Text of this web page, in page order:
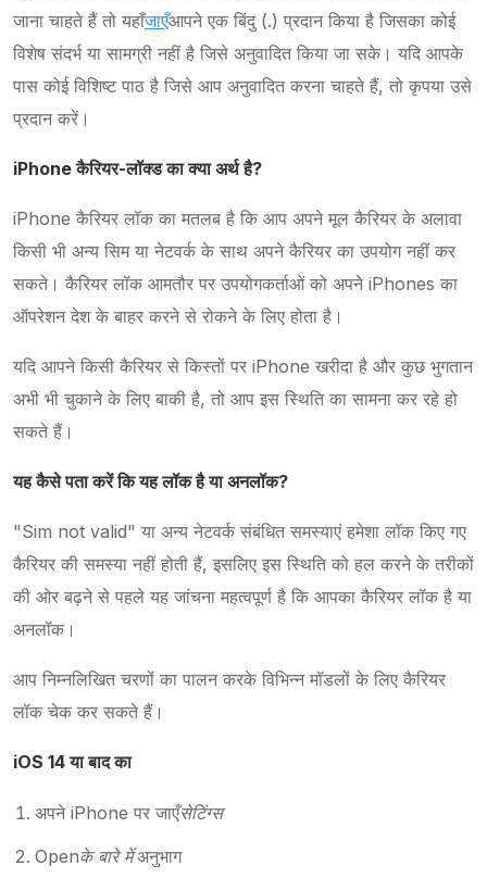
जाना चाहते हैं तो यहाँजाएँआपने एक बिंदु (.) प्रदान किया है जिसका कोई
विशेष संदर्भ या सामग्री नहीं है जिसे अनुवादित किया जा सके। यदि आपके
पास कोई विशिष्ट पाठ है जिसे आप अनुवादित करना चाहते हैं, तो कृपया उसे
प्रदान करें।
iPhone कैरियर-लॉक्ड का क्या अर्थ है?
iPhone कैरियर लॉक का मतलब है कि आप अपने मूल कैरियर के अलावा
किसी भी अन्य सिम या नेटवर्क के साथ अपने कैरियर का उपयोग नहीं कर
सकते। कैरियर लॉक आमतौर पर उपयोगकर्ताओं को अपने iPhones का
ऑपरेशन देश के बाहर करने से रोकने के लिए होता है।
यदि आपने किसी कैरियर से किस्तों पर iPhone खरीदा है और कुछ भुगतान
अभी भी चुकाने के लिए बाकी है, तो आप इस स्थिति का सामना कर रहे हो
सकते हैं।
यह कैसे पता करें कि यह लॉक है या अनलॉक?
"Sim not valid" या अन्य नेटवर्क संबंधित समस्याएं हमेशा लॉक किए गए
कैरियर की समस्या नहीं होती हैं, इसलिए इस स्थिति को हल करने के तरीकों
की ओर बढ़ने से पहले यह जांचना महत्वपूर्ण है कि आपका कैरियर लॉक है या
अनलॉक।
आप निम्नलिखित चरणों का पालन करके विभिन्न मॉडलों के लिए कैरियर
लॉक चेक कर सकते हैं।
iOS 14 या बाद का
अपने iPhone पर जाएँसेटिंग्स
Openके बारे में अनुभाग